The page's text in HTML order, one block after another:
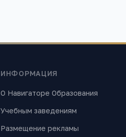
ИНФОРМАЦИЯ
О Навигаторе Образования
Учебным заведениям
Размещение рекламы